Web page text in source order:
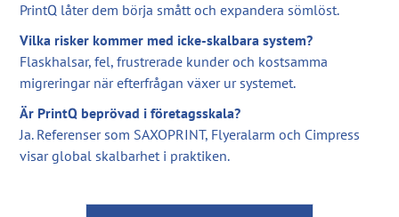
PrintQ låter dem börja smått och expandera sömlöst.
Vilka risker kommer med icke-skalbara system?
Flaskhalsar, fel, frustrerade kunder och kostsamma
migreringar när efterfrågan växer ur systemet.
Är PrintQ beprövad i företagsskala?
Ja. Referenser som SAXOPRINT, Flyeralarm och Cimpress
visar global skalbarhet i praktiken.